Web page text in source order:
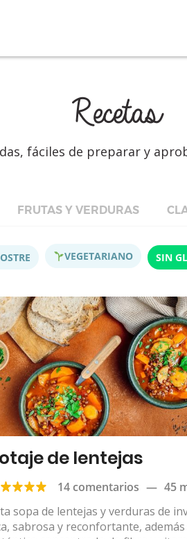
Recetas
fáciles de preparar y
FRUTAS Y VERDURAS
VEGETARIANO SIN
de lentejas
14 comentarios — 45
sopa de lentejas y verduras de
sabrosa y reconfortante, además